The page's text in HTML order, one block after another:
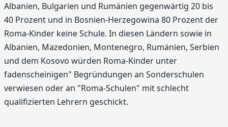
Albanien, Bulgarien und Rumänien gegenwärtig 20 bis
40 Prozent und in Bosnien-Herzegowina 80 Prozent der
Roma-Kinder keine Schule. In diesen Ländern sowie in
Albanien, Mazedonien, Montenegro, Rumänien, Serbien
und dem Kosovo würden Roma-Kinder unter
fadenscheinigen" Begründungen an Sonderschulen
verwiesen oder an "Roma-Schulen" mit schlecht
qualifizierten Lehrern geschickt.